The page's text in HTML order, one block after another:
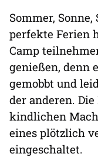
Sommer,
perfekte Ferien
Camp
genießen, denn
gemobbt und
der anderen.
kindlichen
eines plötzlich
eingeschaltet.